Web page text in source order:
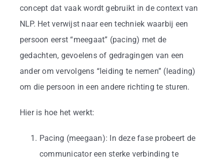
Info
Contact
concept dat vaak wordt gebruikt in de context van
NLP. Het verwijst naar een techniek waarbij een
persoon eerst “meegaat” (pacing) met de
gedachten, gevoelens of gedragingen van een
ander om vervolgens “leiding te nemen” (leading)
om die persoon in een andere richting te sturen.
Hier is hoe het werkt:
Pacing (meegaan): In deze fase probeert de
communicator een sterke verbinding te